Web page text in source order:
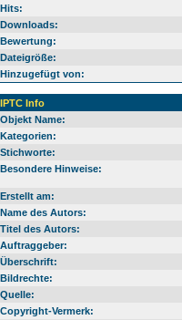
Hits:
Downloads:
Bewertung:
Dateigröße:
Hinzugefügt von:
IPTC Info
Objekt Name:
Kategorien:
Stichworte:
Besondere Hinweise:
Erstellt am:
Name des Autors:
Titel des Autors:
Auftraggeber:
Überschrift:
Bildrechte:
Quelle:
Copyright-Vermerk: